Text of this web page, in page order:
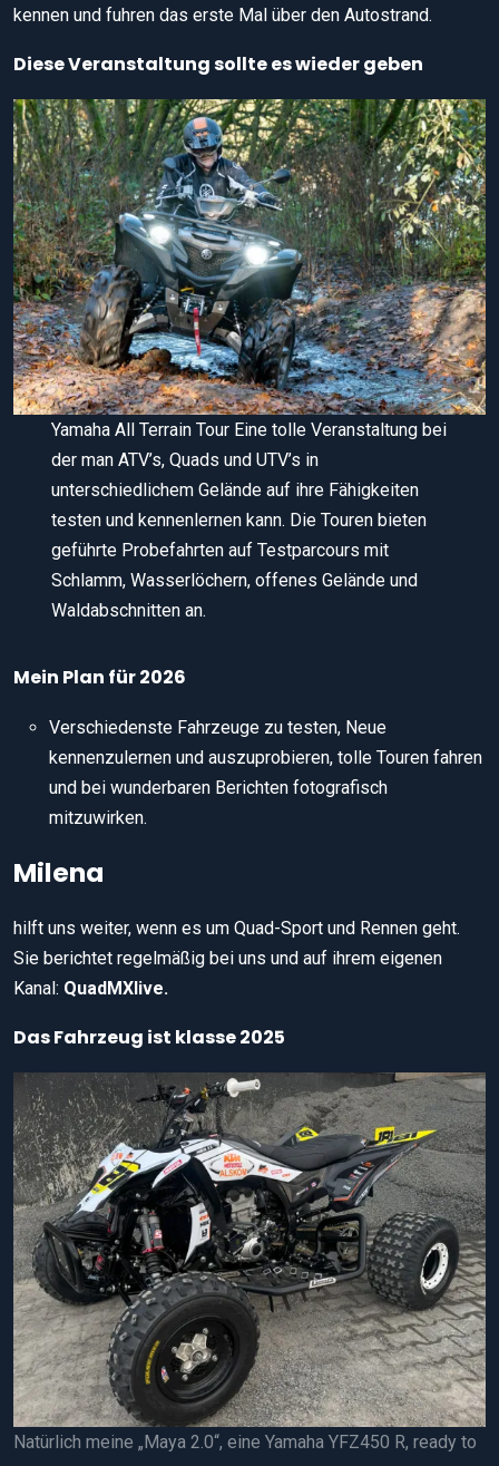
kennen und fuhren das erste Mal über den Autostrand.
Diese Veranstaltung sollte es wieder geben
Yamaha All Terrain Tour Eine tolle Veranstaltung bei
der man ATV’s, Quads und UTV’s in
unterschiedlichem Gelände auf ihre Fähigkeiten
testen und kennenlernen kann. Die Touren bieten
geführte Probefahrten auf Testparcours mit
Schlamm, Wasserlöchern, offenes Gelände und
Waldabschnitten an.
Mein Plan für 2026
Verschiedenste Fahrzeuge zu testen, Neue
kennenzulernen und auszuprobieren, tolle Touren fahren
und bei wunderbaren Berichten fotografisch
mitzuwirken.
Milena
hilft uns weiter, wenn es um Quad-Sport und Rennen geht.
Sie berichtet regelmäßig bei uns und auf ihrem eigenen
Kanal: QuadMXlive.
Das Fahrzeug ist klasse 2025
Natürlich meine „Maya 2.0“, eine Yamaha YFZ450 R, ready to